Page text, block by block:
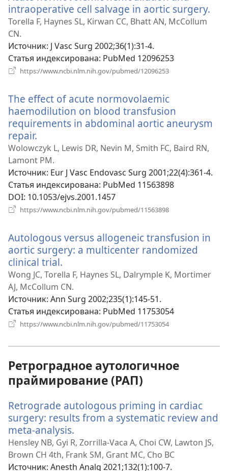
intraoperative cell salvage in aortic surgery.
Torella F, Haynes SL, Kirwan CC, Bhatt AN, McCollum
CN.
Источник‎: J Vasc Surg 2002;36(1):31-4.
Статья индексирована‎: PubMed 12096253
https://www.ncbi.nlm.nih.gov/pubmed/12096253
окне)
The effect of acute normovolaemic
haemodilution on blood transfusion
requirements in abdominal aortic aneurysm
repair.
в
новом
окне)
Wolowczyk L, Lewis DR, Nevin M, Smith FC, Baird RN,
Lamont PM.
Источник‎: Eur J Vasc Endovasc Surg 2001;22(4):361-4.
Статья индексирована‎: PubMed 11563898
DOI‎: 10.1053/ejvs.2001.1457
https://www.ncbi.nlm.nih.gov/pubmed/11563898
окне)
Autologous versus allogeneic transfusion in
aortic surgery: a multicenter randomized
clinical trial.
в
новом
окне)
Wong JC, Torella F, Haynes SL, Dalrymple K, Mortimer
AJ, McCollum CN.
Источник‎: Ann Surg 2002;235(1):145-51.
Статья индексирована‎: PubMed 11753054
https://www.ncbi.nlm.nih.gov/pubmed/11753054
Ретроградное аутологичное
праймирование (РАП)
Retrograde autologous priming in cardiac
surgery: results from a systematic review and
meta-analysis.
в
новом
окне)
Hensley NB, Gyi R, Zorrilla-Vaca A, Choi CW, Lawton JS,
Brown CH 4th, Frank SM, Grant MC, Cho BC
Источник‎: Anesth Analg 2021;132(1):100-7.